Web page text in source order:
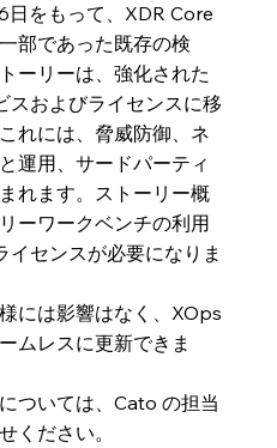
日をもって、XDR Core
部であった既存の検
ーリーは、強化された
スおよびライセンスに移
れには、脅威防御、ネ
運用、サードパーティ
れます。ストーリー概
ーワークベンチの利用
イセンスが必要になりま
には影響はなく、XOps
ムレスに更新できま
ついては、Cato の担当
ください。